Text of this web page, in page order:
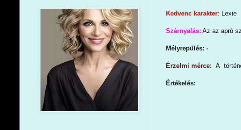
Kedvenc karakter: Lexie
Szárnyalás: Az az apró
Mélyrepülés: -
Érzelmi mérce: A
Értékelés: